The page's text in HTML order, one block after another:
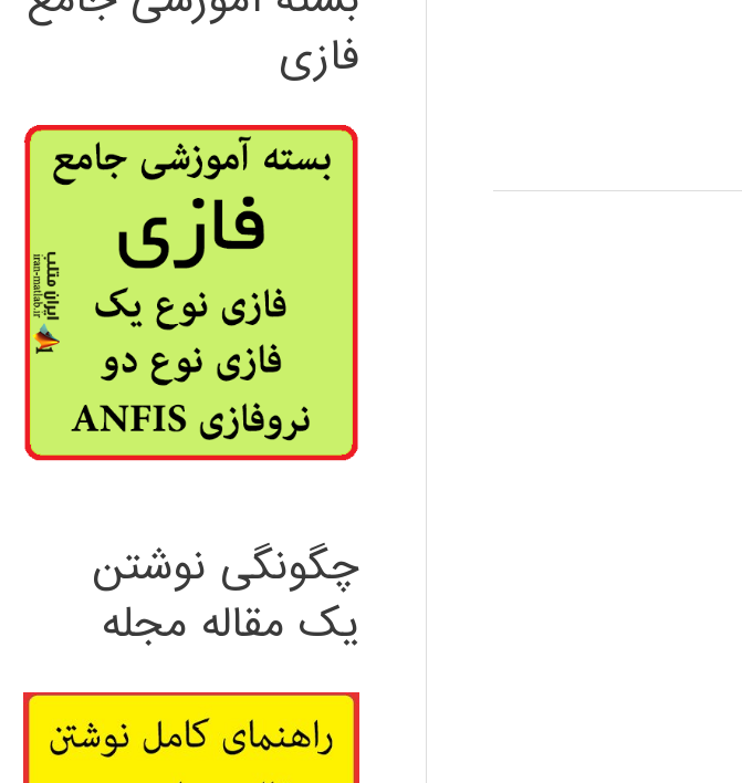
فازی
چگونگی نوشتن
یک مقاله مجله